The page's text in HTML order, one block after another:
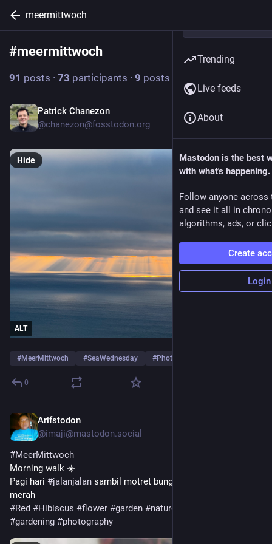
meermittwoch
#meermittwoch
91 posts · 73 participants · 9 posts today
Patrick Chanezon
@chanezon@fosstodon.org
ALT
Hide
#MeerMittwoch #SeaWednesday #Photography
0
Arifstodon
@imaji@mastodon.social
#MeerMittwoch
Morning walk ☀️
Pagi hari #jalanjalan sambil motret bunga kembang sepatu
merah
#Red #Hibiscus #flower #garden #natureinspired
#gardening #photography
Trending
Live feeds
About
Mastodon is the best
with what's happening.
Follow anyone across
and see it all in
algorithms, ads, or
Create
Login